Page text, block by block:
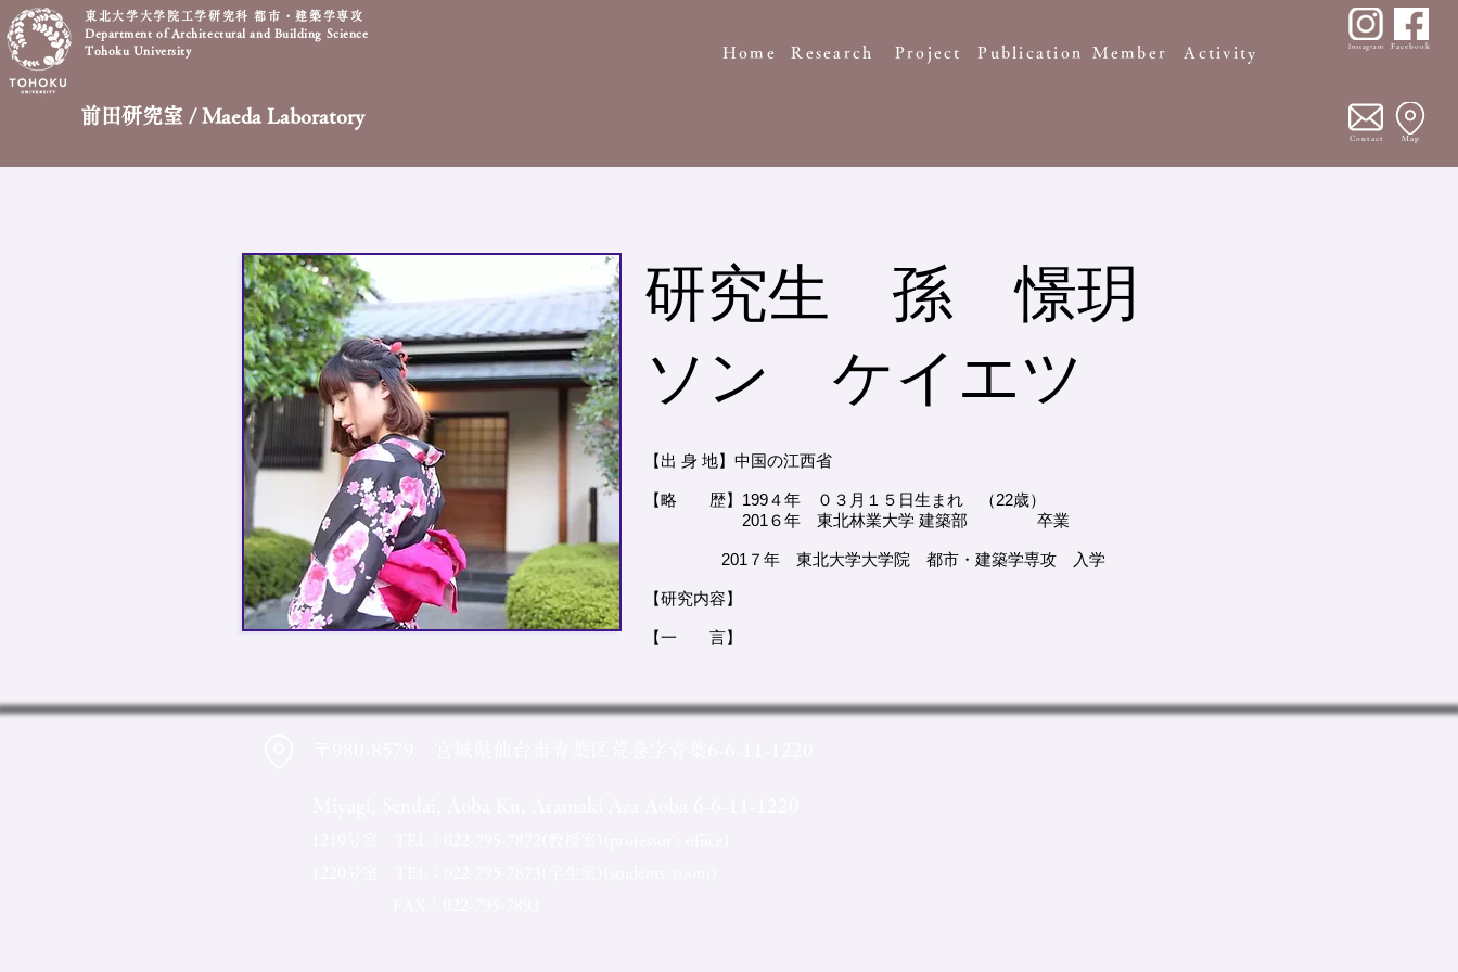
東北大学大学院工学研究科 都市・建築学専攻
Department of Architectural and Building Science
Tohoku University
前田研究室 / Maeda Laboratory
Home Research Project Publication Member Activity Instagram Facebook
Contact Map
研究生 孫 憬玥
ソン ケイエツ
【出 身 地】中国の江西省
【略 歴】199４年 ０３月１５日生まれ （22歳）
201６年 東北林業大学 建築部 卒業
201７年 東北大学大学院 都市・建築学専攻 入学
【研究内容】
【一 言】